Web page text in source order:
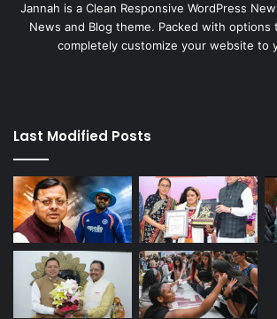
Jannah is a Clean Responsive WordPress
News and Blog theme. Packed with options
completely customize your website to
Last Modified Posts